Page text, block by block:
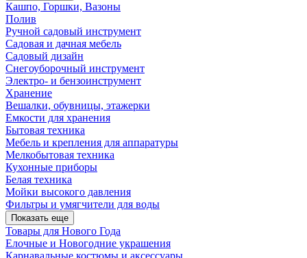
Кашпо, Горшки, Вазоны
Полив
Ручной садовый инструмент
Садовая и дачная мебель
Садовый дизайн
Снегоуборочный инструмент
Электро- и бензоинструмент
Хранение
Вешалки, обувницы, этажерки
Емкости для хранения
Бытовая техника
Мебель и крепления для аппаратуры
Мелкобытовая техника
Кухонные приборы
Белая техника
Мойки высокого давления
Фильтры и умягчители для воды
Показать еще
Товары для Нового Года
Елочные и Новогодние украшения
Карнавальные костюмы и аксессуары